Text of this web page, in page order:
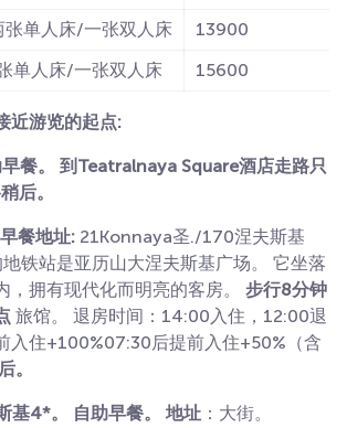
张单人床/一张双人床
13900
单人床/一张双人床
15600
近游览的起点:
餐。 到Teatralnaya Square酒店走路只
后。
餐地址: 21Konnaya圣./170涅夫斯基
铁站是亚历山大涅夫斯基广场。 它坐落
，拥有现代化而明亮的客房。 步行8分钟
旅馆。 退房时间：14:00入住，12:00退
入住+100%07:30后提前入住+50%（含
。
基4*。 自助早餐。 地址 ：大街。